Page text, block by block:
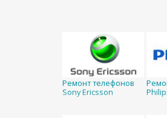
Ремонт телефонов
Sony Ericsson